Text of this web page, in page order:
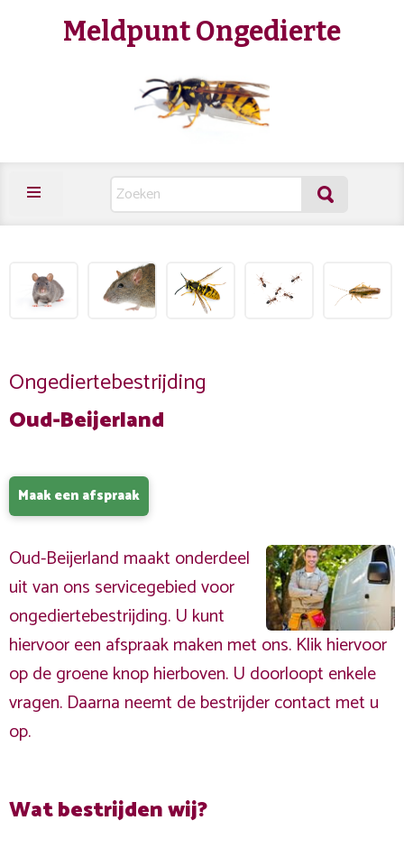
Meldpunt Ongedierte
Ongediertebestrijding
Oud-Beijerland
Maak een afspraak
Oud-Beijerland maakt onderdeel
uit van ons servicegebied voor
ongediertebestrijding. U kunt
hiervoor een afspraak maken met ons. Klik hiervoor
op de groene knop hierboven. U doorloopt enkele
vragen. Daarna neemt de bestrijder contact met u
op.
Wat bestrijden wij?